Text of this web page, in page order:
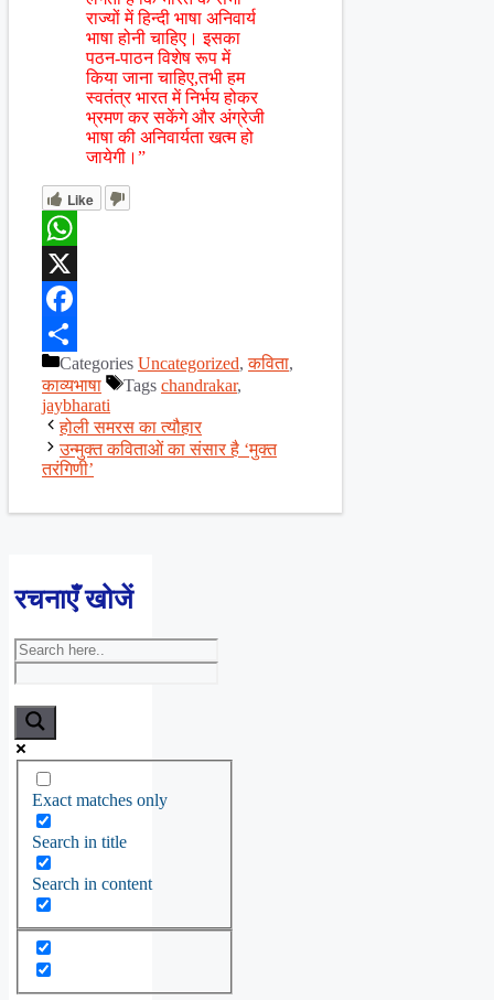
राज्यों में हिन्दी भाषा अनिवार्य
भाषा होनी चाहिए। इसका
पठन-पाठन विशेष रूप में
किया जाना चाहिए,तभी हम
स्वतंत्र भारत में निर्भय होकर
भ्रमण कर सकेंगे और अंग्रेजी
भाषा की अनिवार्यता खत्म हो
जायेगी।”
Like
WhatsApp
X
Facebook
ShareCategories Uncategorized,कविता,
काव्यभाषा
Tags chandrakar,
jaybharati
होली समरस का त्यौहार
उन्मुक्त कविताओं का संसार है ‘मुक्त
तरंगिणी’
रचनाएँ खोजें
Exact matches only
Search in title
Search in content